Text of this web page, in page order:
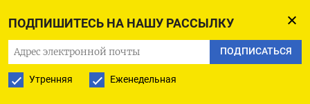
ПОДПИШИТЕСЬ НА НАШУ РАССЫЛКУ
ПОДПИСАТЬСЯ
Утренняя Еженедельная
Неизвестные трейдеры